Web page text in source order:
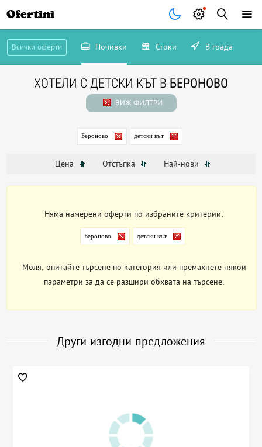
Ofertini
Всички оферти Почивки Стоки В града
ХОТЕЛИ С ДЕТСКИ КЪТ В БЕРОНОВО
ВИЖ ФИЛТРИ
Бероново детски кът
Цена Отстъпка Най-нови
Няма намерени оферти по избраните критерии:
Бероново детски кът
Моля, опитайте търсене по категория или премахнете някои
параметри за да се разшири обхвата на търсене.
Други изгодни предложения